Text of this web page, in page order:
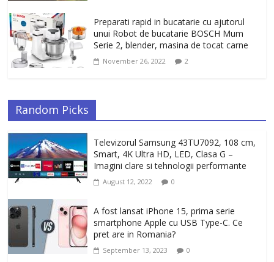
Preparati rapid in bucatarie cu ajutorul
unui Robot de bucatarie BOSCH Mum
Serie 2, blender, masina de tocat carne
November 26, 2022 2
Random Picks
Televizorul Samsung 43TU7092, 108 cm,
Smart, 4K Ultra HD, LED, Clasa G –
Imagini clare si tehnologii performante
August 12, 2022 0
A fost lansat iPhone 15, prima serie
smartphone Apple cu USB Type-C. Ce
pret are in Romania?
September 13, 2023 0